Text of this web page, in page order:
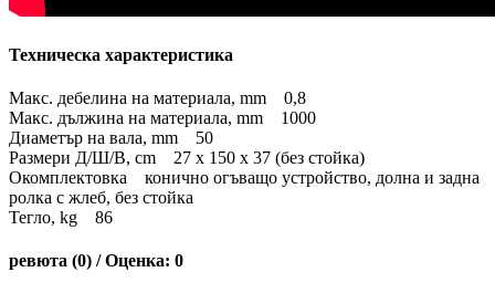
Техническа характеристика
Макс. дебелина на материала, mm 0,8
Макс. дължина на материала, mm 1000
Диаметър на вала, mm 50
Размери Д/Ш/В, cm 27 х 150 х 37 (без стойка)
Окомплектовка конично огъващо устройство, долна и задна
ролка с жлеб, без стойка
Тегло, kg 86
ревюта (0) / Оценка: 0